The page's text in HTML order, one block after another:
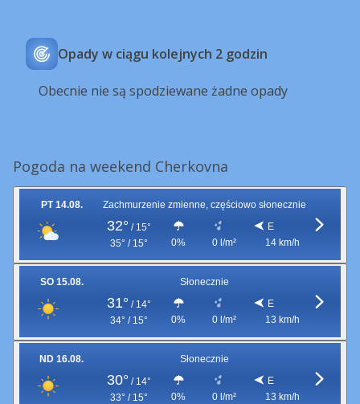
Opady w ciągu kolejnych 2 godzin
Obecnie nie są spodziewane żadne opady
Pogoda na weekend Cherkovna
PT 14.08. Zachmurzenie zmienne, częściowo słonecznie
32° / 15°
35° / 15°
0% 0 l/m²
E
14 km/h
SO 15.08. Słonecznie
31° / 14°
34° / 15°
0% 0 l/m²
E
13 km/h
ND 16.08. Słonecznie
30° / 14°
33° / 15°
0% 0 l/m²
E
13 km/h